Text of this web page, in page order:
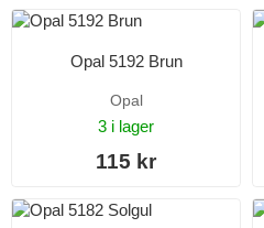
Opal 5192 Brun
Opal
3 i lager
115 kr